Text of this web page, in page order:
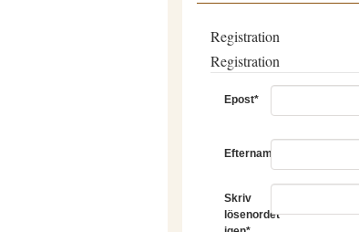
Registration
Registration
Epost*
Efternamn
Skriv
lösenordet